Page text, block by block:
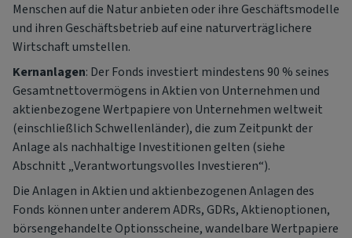
Menschen auf die Natur anbieten oder ihre Geschäftsmodelle
und ihren Geschäftsbetrieb auf eine naturverträglichere
Wirtschaft umstellen.
Kernanlagen: Der Fonds investiert mindestens 90 % seines
Gesamtnettovermögens in Aktien von Unternehmen und
aktienbezogene Wertpapiere von Unternehmen weltweit
(einschließlich Schwellenländer), die zum Zeitpunkt der
Anlage als nachhaltige Investitionen gelten (siehe
Abschnitt „Verantwortungsvolles Investieren“).
Die Anlagen in Aktien und aktienbezogenen Anlagen des
Fonds können unter anderem ADRs, GDRs, Aktienoptionen,
börsengehandelte Optionsscheine, wandelbare Wertpapiere